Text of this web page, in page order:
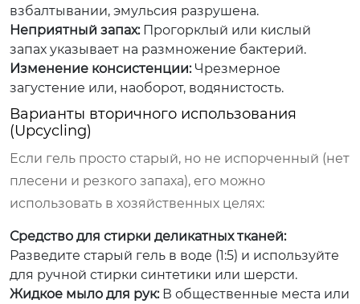
взбалтывании, эмульсия разрушена.
Неприятный запах:Прогорклый или кислый
запах указывает на размножение бактерий.
Изменение консистенции:Чрезмерное
загустение или, наоборот, водянистость.
Варианты вторичного использования
(Upcycling)
Если гель просто старый, но не испорченный (нет
плесени и резкого запаха), его можно
использовать в хозяйственных целях:
Средство для стирки деликатных тканей:
Разведите старый гель в воде (1:5) и используйте
для ручной стирки синтетики или шерсти.
Жидкое мыло для рук:В общественные места или